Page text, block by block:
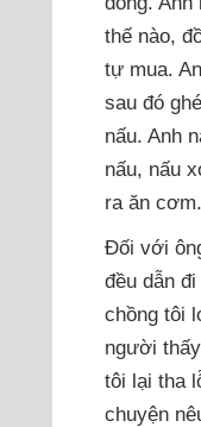
thế nào,
tự mua.
sau đó
nấu. Anh
nấu, nấu
ra ăn cơm.
Đối với
đều dẫn
chồng tôi
người
tôi lại tha
chuyện